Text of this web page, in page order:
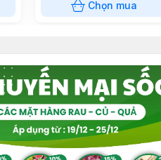
Chọn mua